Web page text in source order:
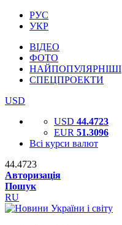
РУС
УКР
ВІДЕО
ФОТО
НАЙПОПУЛЯРНІШІ
СПЕЦПРОЕКТИ
USD
USD 44.4723
EUR 51.3096
Всі курси валют
44.4723
Авторизація
Пошук
RU